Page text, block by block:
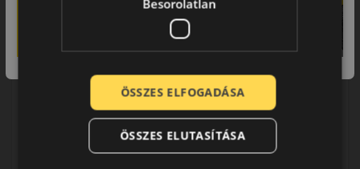
0%
EPREL cimke adatok:
Besorolatlan
ÖSSZES ELFOGADÁSA
ÖSSZES ELUTASÍTÁSA